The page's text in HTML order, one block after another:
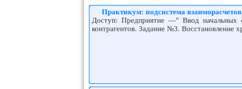
Практикум: подсистема
Доступ: Предприятие —" Ввод начальных
контрагентов. Задание №3. Восстановление